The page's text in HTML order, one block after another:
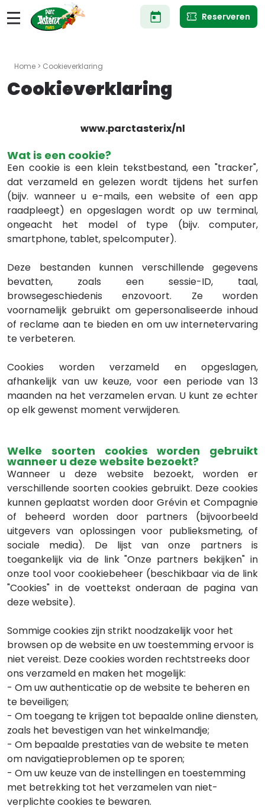
Overslaan
en
gaan
Reserveren
Home > Cookieverklaring
Cookieverklaring
www.parctasterix/nl
Wat is een cookie?
Een cookie is een klein tekstbestand, een "tracker",
dat verzameld en gelezen wordt tijdens het surfen
(bijv. wanneer u e-mails, een website of een app
raadpleegt) en opgeslagen wordt op uw terminal,
ongeacht het model of type (bijv. computer,
smartphone, tablet, spelcomputer).
Deze bestanden kunnen verschillende gegevens
bevatten, zoals een sessie-ID, taal,
browsegeschiedenis enzovoort. Ze worden
voornamelijk gebruikt om gepersonaliseerde inhoud
of reclame aan te bieden en om uw internetervaring
te verbeteren.
Cookies worden verzameld en opgeslagen,
afhankelijk van uw keuze, voor een periode van 13
maanden na het verzamelen ervan. U kunt ze echter
op elk gewenst moment verwijderen.
Welke soorten cookies worden gebruikt
wanneer u deze website bezoekt?
Wanneer u deze website bezoekt, worden er
verschillende soorten cookies gebruikt. Deze cookies
kunnen geplaatst worden door Grévin et Compagnie
of beheerd worden door partners (bijvoorbeeld
uitgevers van oplossingen voor publieksmeting, of
sociale media). De lijst van onze partners is
toegankelijk via de link "Onze partners bekijken" in
onze tool voor cookiebeheer (beschikbaar via de link
"Cookies" in de voettekst onderaan de pagina van
deze website).
Sommige cookies zijn strikt noodzakelijk voor het
browsen op de website en uw toestemming ervoor is
niet vereist. Deze cookies worden rechtstreeks door
ons verzameld en maken het mogelijk:
- Om uw authenticatie op de website te beheren en
te beveiligen;
- Om toegang te krijgen tot bepaalde online diensten,
zoals het bevestigen van het winkelmandje;
- Om bepaalde prestaties van de website te meten
om navigatieproblemen op te sporen;
- Om uw keuze van de instellingen en toestemming
met betrekking tot het verzamelen van niet-
verplichte cookies te bewaren.